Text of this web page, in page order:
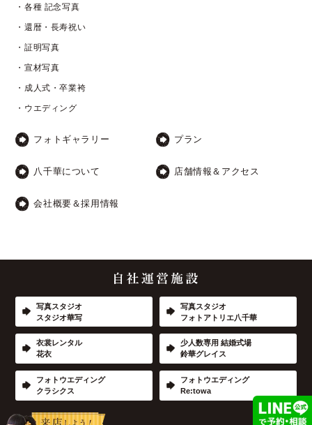
・各種 記念写真
・還暦・長寿祝い
・証明写真
・宣材写真
・成人式・卒業袴
・ウエディング
フォトギャラリー プラン
八千華について 店舗情報＆アクセス
会社概要＆採用情報
写真スタジオ
スタジオ華写
写真スタジオ
フォトアトリエ八千華
衣裳レンタル
花衣
少人数専用 結婚式場
鈴華グレイス
フォトウエディング
クラシクス
フォトウエディング
Re:towa